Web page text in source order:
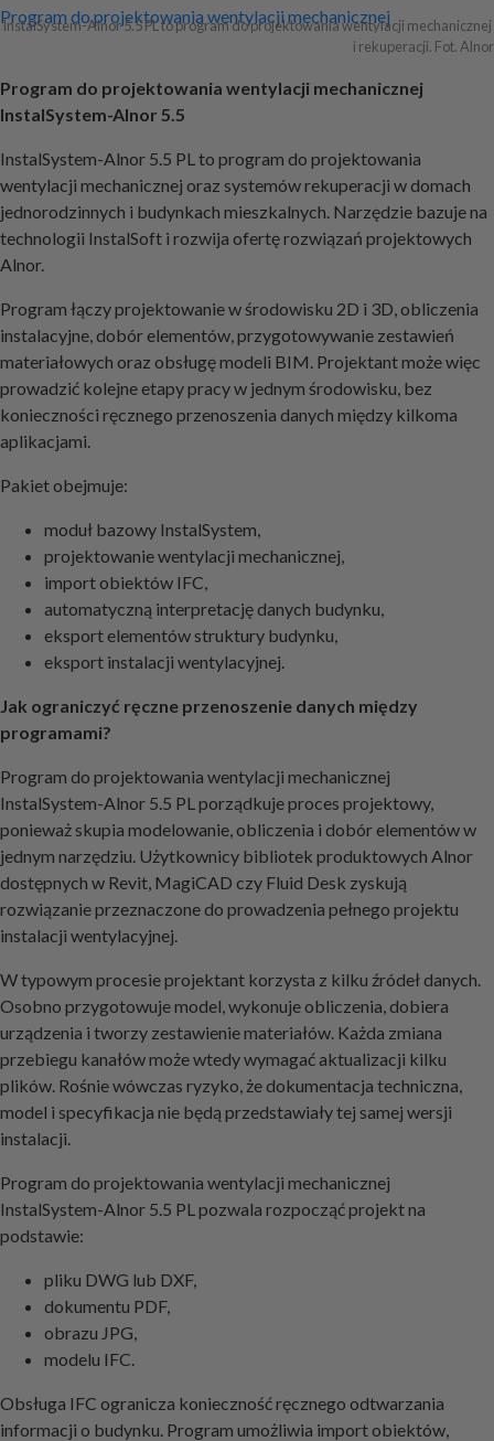
Nawigacja
Program do projektowania wentylacji mechanicznej
InstalSystem-Alnor 5.5 PL to program do projektowania wentylacji mechanicznej
i rekuperacji. Fot. Alnor
Program do projektowania wentylacji mechanicznej
InstalSystem-Alnor 5.5
InstalSystem-Alnor 5.5 PL to program do projektowania
wentylacji mechanicznej oraz systemów rekuperacji w domach
jednorodzinnych i budynkach mieszkalnych. Narzędzie bazuje na
technologii InstalSoft i rozwija ofertę rozwiązań projektowych
Alnor.
Program łączy projektowanie w środowisku 2D i 3D, obliczenia
instalacyjne, dobór elementów, przygotowywanie zestawień
materiałowych oraz obsługę modeli BIM. Projektant może więc
prowadzić kolejne etapy pracy w jednym środowisku, bez
konieczności ręcznego przenoszenia danych między kilkoma
aplikacjami.
Pakiet obejmuje:
moduł bazowy InstalSystem,
projektowanie wentylacji mechanicznej,
import obiektów IFC,
automatyczną interpretację danych budynku,
eksport elementów struktury budynku,
eksport instalacji wentylacyjnej.
Jak ograniczyć ręczne przenoszenie danych między
programami?
Program do projektowania wentylacji mechanicznej
InstalSystem-Alnor 5.5 PL porządkuje proces projektowy,
ponieważ skupia modelowanie, obliczenia i dobór elementów w
jednym narzędziu. Użytkownicy bibliotek produktowych Alnor
dostępnych w Revit, MagiCAD czy Fluid Desk zyskują
rozwiązanie przeznaczone do prowadzenia pełnego projektu
instalacji wentylacyjnej.
W typowym procesie projektant korzysta z kilku źródeł danych.
Osobno przygotowuje model, wykonuje obliczenia, dobiera
urządzenia i tworzy zestawienie materiałów. Każda zmiana
przebiegu kanałów może wtedy wymagać aktualizacji kilku
plików. Rośnie wówczas ryzyko, że dokumentacja techniczna,
model i specyfikacja nie będą przedstawiały tej samej wersji
instalacji.
Program do projektowania wentylacji mechanicznej
InstalSystem-Alnor 5.5 PL pozwala rozpocząć projekt na
podstawie:
pliku DWG lub DXF,
dokumentu PDF,
obrazu JPG,
modelu IFC.
Obsługa IFC ogranicza konieczność ręcznego odtwarzania
informacji o budynku. Program umożliwia import obiektów,